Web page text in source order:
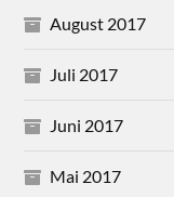
August 2017
Juli 2017
Juni 2017
Mai 2017